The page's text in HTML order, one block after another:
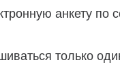
анкету по
только